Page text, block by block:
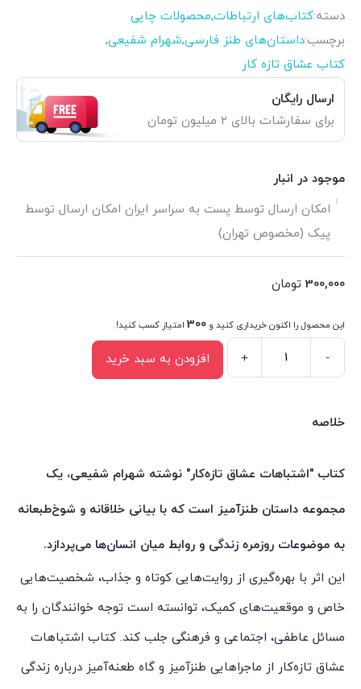
دسته:کتاب‌های ارتباطات,محصولات چاپی
برچسب:داستان‌های طنز فارسی,شهرام شفیعی,
کتاب عشاق تازه کار
ارسال رایگان
برای سفارشات بالای 2 میلیون تومان
موجود در انبار
امکان ارسال توسط پست به سراسر ایران امکان ارسال توسط
پیک (مخصوص تهران)
300,000 تومان
این محصول را اکنون خریداری کنید و 300 امتیاز کسب کنید!
عشاق
اثر
شفیعی
انتشارات
شرق
عدد
-
+ افزودن به سبد خرید
خلاصه
کتاب "اشتباهات عشاق تازه‌کار" نوشته شهرام شفیعی، یک
مجموعه داستان طنزآمیز است که با بیانی خلاقانه و شوخ‌طبعانه
به موضوعات روزمره زندگی و روابط میان انسان‌ها می‌پردازد.
این اثر با بهره‌گیری از روایت‌هایی کوتاه و جذاب، شخصیت‌هایی
خاص و موقعیت‌های کمیک، توانسته است توجه خوانندگان را به
مسائل عاطفی، اجتماعی و فرهنگی جلب کند. کتاب اشتباهات
عشاق تازه‌کار از ماجراهایی طنزآمیز و گاه طعنه‌آمیز درباره زندگی